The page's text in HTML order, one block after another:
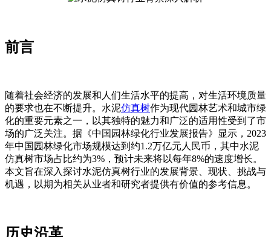
前言
随着社会经济的发展和人们生活水平的提高，对生活环境质量
的要求也在不断提升。水泥仿真树作为现代园林艺术和城市绿
化的重要元素之一，以其独特的魅力和广泛的适用性受到了市
场的广泛关注。据《中国园林绿化行业发展报告》显示，2023
年中国园林绿化市场规模达到约1.2万亿元人民币，其中水泥
仿真树市场占比约为3%，预计未来将以每年8%的速度增长。
本文旨在深入探讨水泥仿真树行业的发展背景、现状、挑战与
机遇，以期为相关从业者和研究者提供有价值的参考信息。
历史沿革